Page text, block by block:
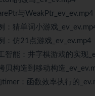
与WeakPtr_ev_ev.mp4
猜单词小游戏
仿21点游戏_ev_ev.mp4
能：井字棋游戏的实现
构造到移动构造
：函数效率执行的